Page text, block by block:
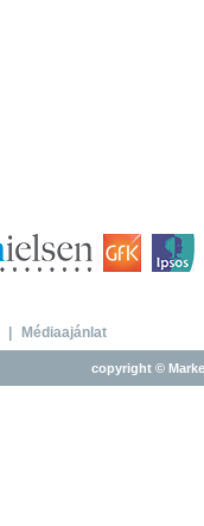
Médiaajánlat
copyright ©